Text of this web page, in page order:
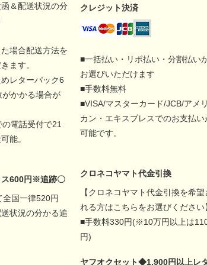
＆配送状況の分
場合配送方法を
ます。
レターパック6
かかる場合が
電話受付で21
能。
ス600円※追跡〇
国一律520円
状況の分かる追
クレジット決済
■一括払い・リボ払い・分割払い
お選びいただけます
■手数料無料
■VISA/マスターカード/JCB/アメリ
カン・エキスプレスでのお支払い
可能です。
クロネコヤマト代金引換
【クロネコヤマト代金引換を希望
れる方はこちらをお選びください
■手数料330円(※10万円以上は
円)
ヤフオクセット◆1,900円以上レ